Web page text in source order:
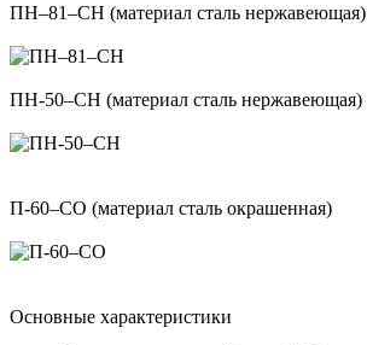
ПН–81–СН (материал сталь нержавеющая)
ПН‐50–СН (материал сталь нержавеющая)
П‐60–СО (материал сталь окрашенная)
Основные характеристики